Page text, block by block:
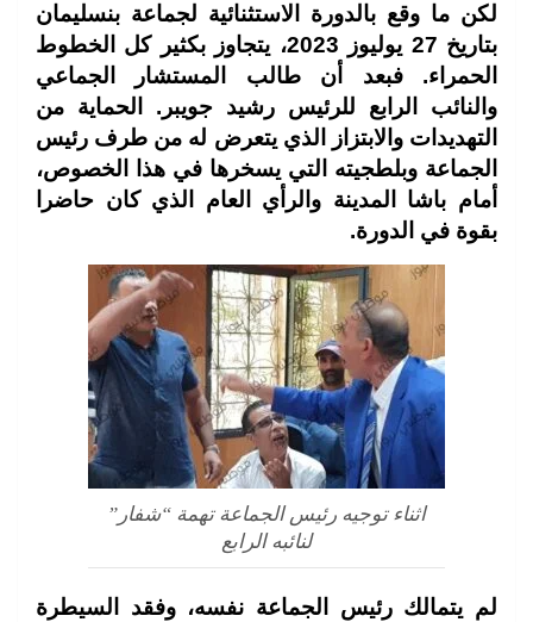
لكن ما وقع بالدورة الاستثنائية لجماعة بنسليمان
بتاريخ 27 يوليوز 2023، يتجاوز بكثير كل الخطوط
الحمراء. فبعد أن طالب المستشار الجماعي
والنائب الرابع للرئيس رشيد جويبر. الحماية من
التهديدات والابتزاز الذي يتعرض له من طرف رئيس
الجماعة وبلطجيته التي يسخرها في هذا الخصوص،
أمام باشا المدينة والرأي العام الذي كان حاضرا
بقوة في الدورة.
اثناء توجيه رئيس الجماعة تهمة “شفار”
لنائبه الرابع
لم يتمالك رئيس الجماعة نفسه، وفقد السيطرة